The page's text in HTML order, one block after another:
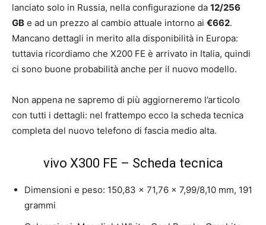
lanciato solo in Russia, nella configurazione da 12/256
GB e ad un prezzo al cambio attuale intorno ai €662.
Mancano dettagli in merito alla disponibilità in Europa:
tuttavia ricordiamo che X200 FE è arrivato in Italia, quindi
ci sono buone probabilità anche per il nuovo modello.
Non appena ne sapremo di più aggiorneremo l’articolo
con tutti i dettagli: nel frattempo ecco la scheda tecnica
completa del nuovo telefono di fascia medio alta.
vivo X300 FE – Scheda tecnica
Dimensioni e peso: 150,83 x 71,76 x 7,99/8,10 mm, 191
grammi